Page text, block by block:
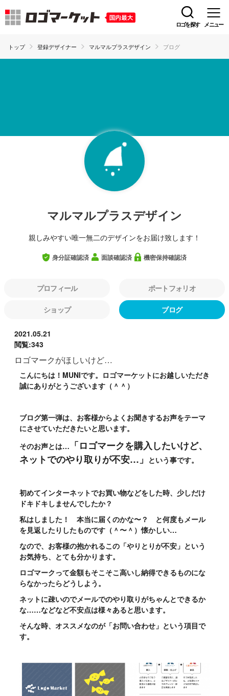
ロゴを探す メニュー
トップ 登録デザイナー マルマルプラスデザイン ブログ
マルマルプラスデザイン
親しみやすい唯一無二のデザインをお届け致します！
身分証確認済 面談確認済 機密保持確認済
プロフィール ポートフォリオ
ショップ ブログ
2021.05.21
閲覧:343
ロゴマークがほしいけど…
こんにちは！MUNIです。ロゴマーケットにお越しいただき
誠にありがとうございます（＾＾）
ブログ第一弾は、お客様からよくお聞きするお声をテーマ
にさせていただきたいと思います。
そのお声とは… 「ロゴマークを購入したいけど、
ネットでのやり取りが不安…」 という事です。
初めてインターネットでお買い物などをした時、少しだけ
ドキドキしませんでしたか？
私はしました！ 本当に届くのかな〜？ と何度もメール
を見返したりしたものです（＾〜＾）懐かしい…
なので、お客様の抱かれるこの「やりとりが不安」という
お気持ち、とても分かります。
ロゴマークって金額もそこそこ高いし納得できるものにな
らなかったらどうしよう。
ネットに疎いのでメールでのやり取りがちゃんとできるか
な……などなど不安点は様々あると思います。
そんな時、オススメなのが「お問い合わせ」という項目で
す。